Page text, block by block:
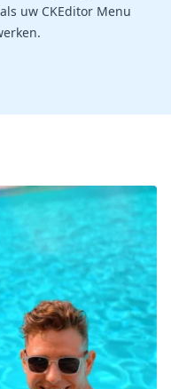
uw CKEditor Menu